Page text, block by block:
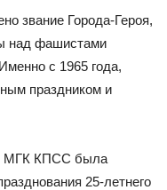
звание Города-Героя,
над фашистами
с 1965 года,
праздником и
МГК КПСС была
25-летнего